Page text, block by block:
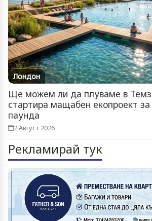
Лондон
Ще можем ли да плуваме в
стартира мащабен екопроект
паунда
2 Август 2026
Рекламирай тук